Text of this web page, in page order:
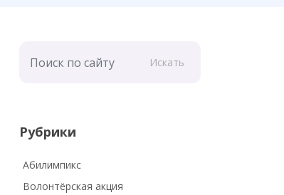
Искать
Рубрики
Абилимпикс
Волонтёрская акция